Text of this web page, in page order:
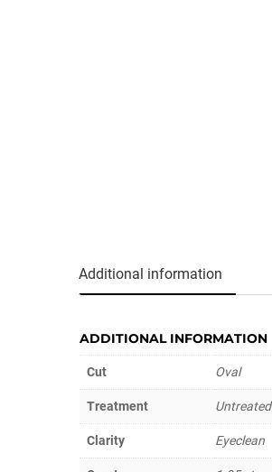
Additional information
ADDITIONAL INFORMATION
Cut Oval
Treatment Untreated
Clarity Eyeclean